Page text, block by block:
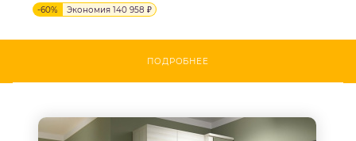
-60% Экономия 140 958 ₽
ПОДРОБНЕЕ